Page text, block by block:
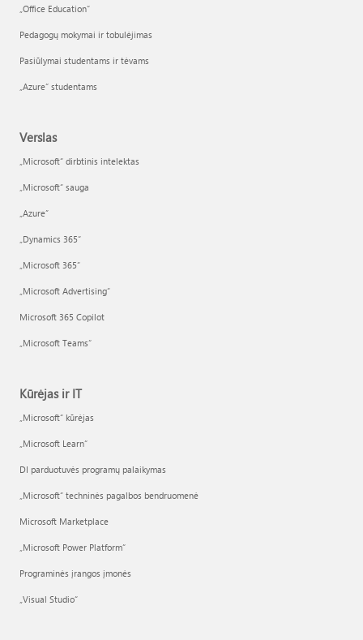
„Office Education“
Pedagogų mokymai ir tobulėjimas
Pasiūlymai studentams ir tėvams
„Azure“ studentams
Verslas
„Microsoft“ dirbtinis intelektas
„Microsoft“ sauga
„Azure”
„Dynamics 365“
„Microsoft 365“
„Microsoft Advertising“
Microsoft 365 Copilot
„Microsoft Teams“
Kūrėjas ir IT
„Microsoft“ kūrėjas
„Microsoft Learn“
DI parduotuvės programų palaikymas
„Microsoft“ techninės pagalbos bendruomenė
Microsoft Marketplace
„Microsoft Power Platform“
Programinės įrangos įmonės
„Visual Studio“